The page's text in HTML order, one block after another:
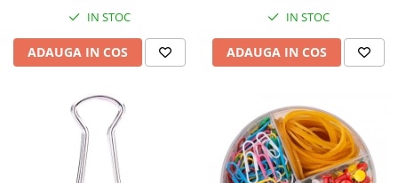
IN STOC
ADAUGA IN COS
IN STOC
ADAUGA IN COS